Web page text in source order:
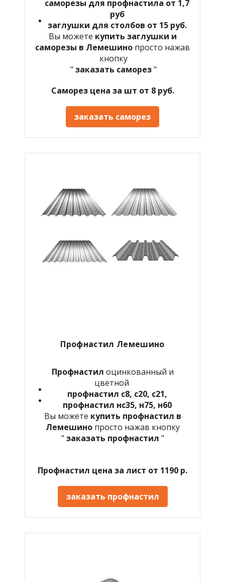
саморезы для профнастила от 1,7
руб
заглушки для столбов от 15 руб.
Вы можете купить заглушки и
саморезы в Лемешино просто нажав
кнопку
" заказать саморез"
Саморез цена за шт от 8 руб.
заказать саморез
Профнастил Лемешино
Профнастил оцинкованный и
цветной
профнастил с8, с20, с21,
профнастил нс35, н75, н60
Вы можете купить профнастил в
Лемешино просто нажав кнопку
" заказать профнастил "
Профнастил цена за лист от 1190 р.
заказать профнастил